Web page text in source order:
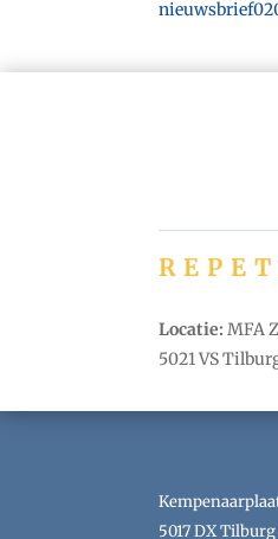
Locatie:MFA
5021 VS
5017 DX Tilburg